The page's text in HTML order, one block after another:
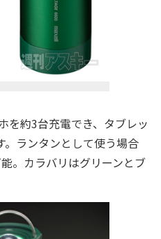
を約3台充電でき、タブレッ
。ランタンとして使う場合
。カラバリはグリーンとブ